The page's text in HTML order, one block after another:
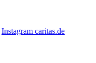
Instagram caritas.de